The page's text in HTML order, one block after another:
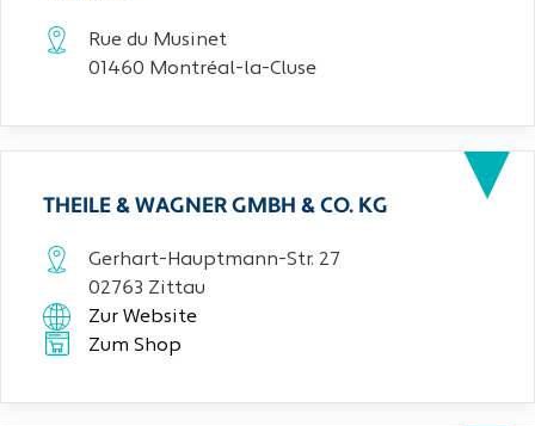
Rue du Musinet
01460 Montréal-la-Cluse
THEILE & WAGNER GMBH & CO. KG
Gerhart-Hauptmann-Str. 27
02763 Zittau
Zur Website
Zum Shop